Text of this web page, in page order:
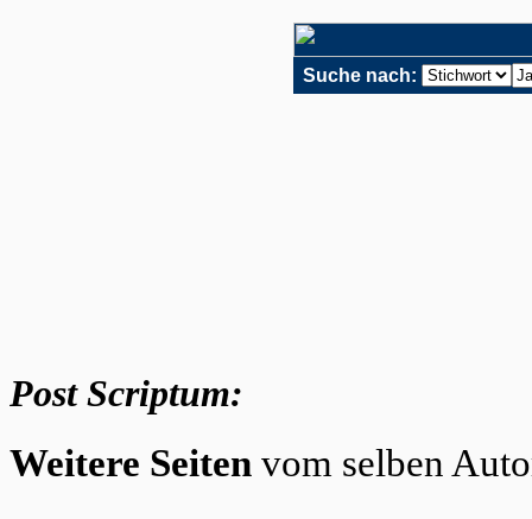
Suche nach:
Post Scriptum:
Weitere Seiten vom selben